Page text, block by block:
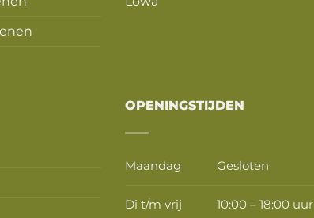
OPENINGSTIJDEN
Maandag Gesloten
Di t/m vrij 10:00 – 18:00 uur